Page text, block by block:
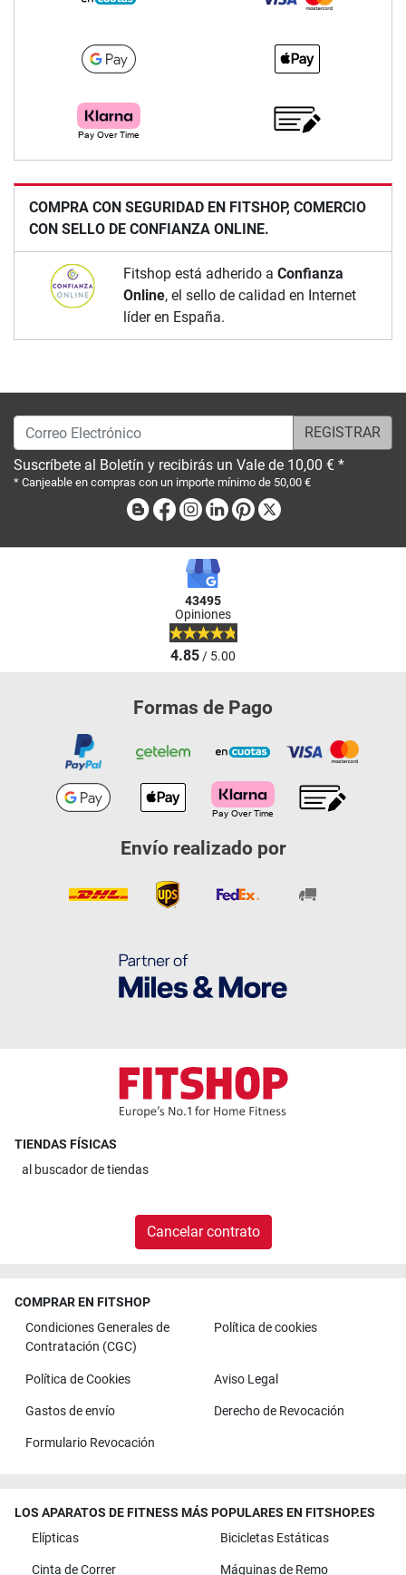
COMPRA CON SEGURIDAD EN FITSHOP, COMERCIO
CON SELLO DE CONFIANZA ONLINE.
Fitshop está adherido a Confianza
Online, el sello de calidad en Internet
líder en España.
Correo Electrónico
Suscríbete al Boletín y recibirás un Vale de 10,00 € *
* Canjeable en compras con un importe mínimo de 50,00 €
BlogFacebook
Instagram
LinkedinPinterest
43495
Opiniones
4.85/ 5.00
Formas de Pago
Envío realizado por
TIENDAS FÍSICAS
al buscador de tiendas
Cancelar contrato
COMPRAR EN FITSHOP
Condiciones Generales de
Contratación (CGC)
Política de cookies
Política de Cookies Aviso Legal
Gastos de envío Derecho de Revocación
Formulario Revocación
LOS APARATOS DE FITNESS MÁS POPULARES EN FITSHOP.ES
Elípticas
Bicicletas Estáticas
Cinta de Correr Máquinas de Remo